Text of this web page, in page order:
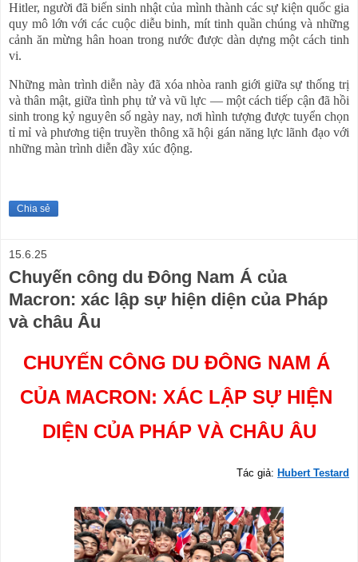
Hitler, người đã biến sinh nhật của mình thành các sự kiện quốc gia
quy mô lớn với các cuộc diễu binh, mít tinh quần chúng và những
cảnh ăn mừng hân hoan trong nước được dàn dựng một cách tinh
vi.
Những màn trình diễn này đã xóa nhòa ranh giới giữa sự thống trị
và thân mật, giữa tình phụ tử và vũ lực — một cách tiếp cận đã hồi
sinh trong kỷ nguyên số ngày nay, nơi hình tượng được tuyển chọn
tỉ mỉ và phương tiện truyền thông xã hội gán năng lực lãnh đạo với
những màn trình diễn đầy xúc động.
Chia sẻ
15.6.25
Chuyến công du Đông Nam Á của
Macron: xác lập sự hiện diện của Pháp
và châu Âu
CHUYẾN CÔNG DU ĐÔNG NAM Á
CỦA MACRON: XÁC LẬP SỰ HIỆN
DIỆN CỦA PHÁP VÀ CHÂU ÂU
Tác giả: Hubert Testard